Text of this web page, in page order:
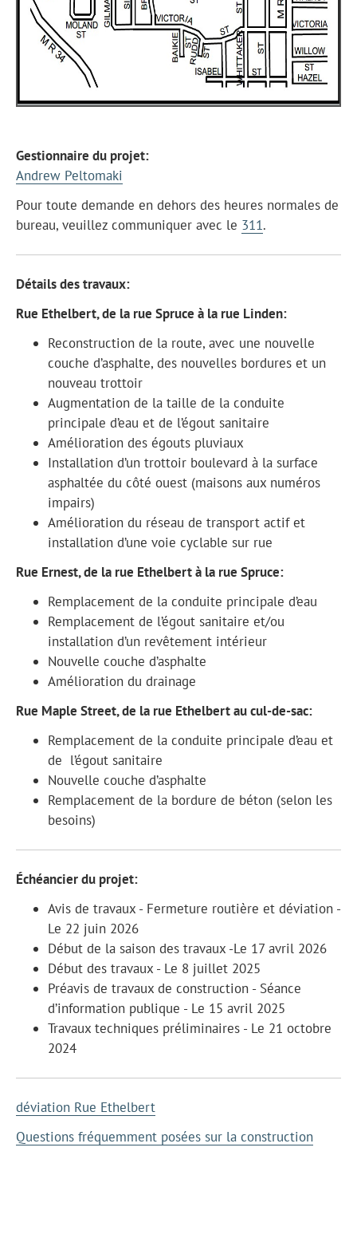
Gestionnaire du projet:
Andrew Peltomaki
Pour toute demande en dehors des heures normales de
bureau, veuillez communiquer avec le 311.
Détails des travaux:
Rue Ethelbert, de la rue Spruce à la rue Linden:
Reconstruction de la route, avec une nouvelle
couche d’asphalte, des nouvelles bordures et un
nouveau trottoir
Augmentation de la taille de la conduite
principale d’eau et de l’égout sanitaire
Amélioration des égouts pluviaux
Installation d’un trottoir boulevard à la surface
asphaltée du côté ouest (maisons aux numéros
impairs)
Amélioration du réseau de transport actif et
installation d’une voie cyclable sur rue
Rue Ernest, de la rue Ethelbert à la rue Spruce:
Remplacement de la conduite principale d’eau
Remplacement de l’égout sanitaire et/ou
installation d’un revêtement intérieur
Nouvelle couche d’asphalte
Amélioration du drainage
Rue Maple Street, de la rue Ethelbert au cul-de-sac:
Remplacement de la conduite principale d’eau et
de l’égout sanitaire
Nouvelle couche d’asphalte
Remplacement de la bordure de béton (selon les
besoins)
Échéancier du projet:
Avis de travaux - Fermeture routière et déviation -
Le 22 juin 2026
Début de la saison des travaux -Le 17 avril 2026
Début des travaux - Le 8 juillet 2025
Préavis de travaux de construction - Séance
d’information publique - Le 15 avril 2025
Travaux techniques préliminaires - Le 21 octobre
2024
déviation Rue Ethelbert
Questions fréquemment posées sur la construction